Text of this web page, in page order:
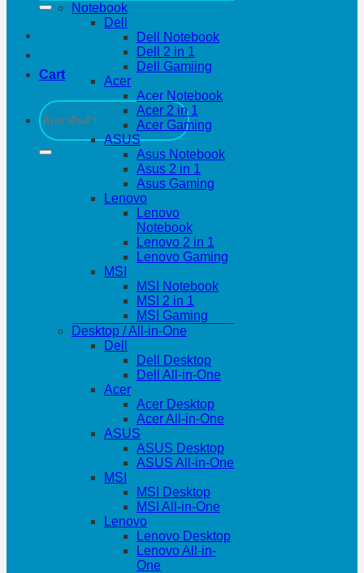
Cart
Search
for:
Notebook
Dell
Dell Notebook
Dell 2 in 1
Dell Gamiing
Acer
Acer Notebook
Acer 2 in 1
Acer Gaming
ASUS
Asus Notebook
Asus 2 in 1
Asus Gaming
Lenovo
Lenovo
Notebook
Lenovo 2 in 1
Lenovo Gaming
MSI
MSI Notebook
MSI 2 in 1
MSI Gaming
Desktop / All-in-One
Dell
Dell Desktop
Dell All-in-One
Acer
Acer Desktop
Acer All-in-One
ASUS
ASUS Desktop
ASUS All-in-One
MSI
MSI Desktop
MSI All-in-One
Lenovo
Lenovo Desktop
Lenovo All-in-
One